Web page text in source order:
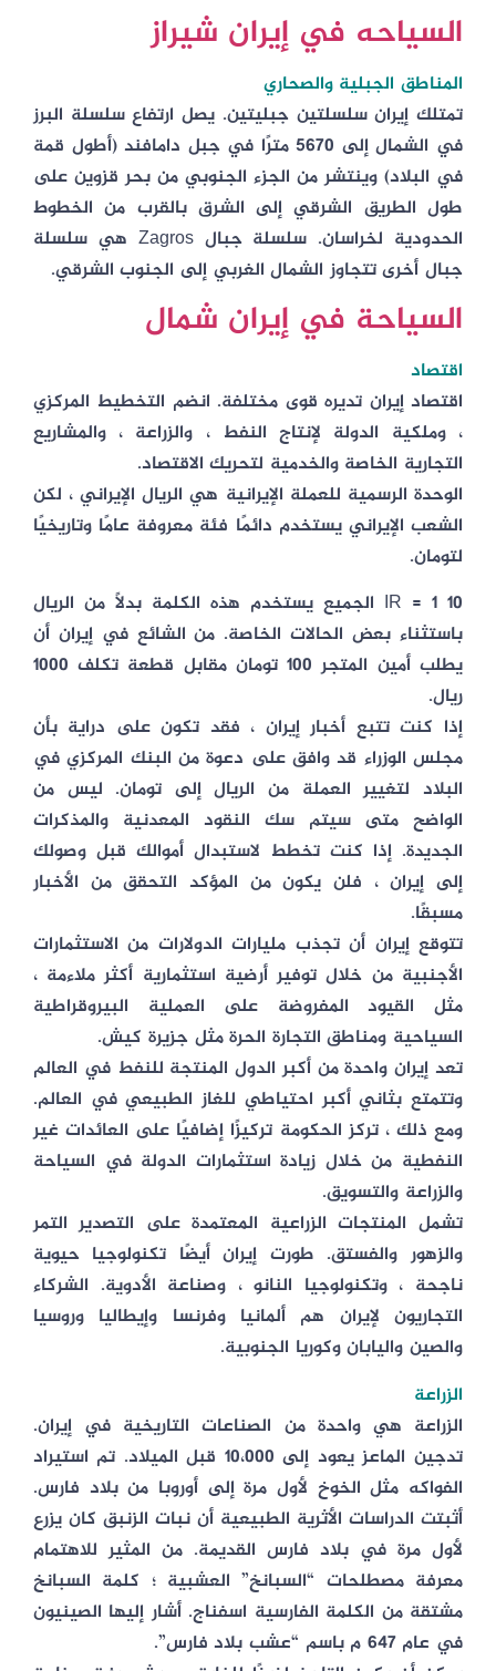
السياحه في إيران شيراز
المناطق الجبلية والصحاري
تمتلك إيران سلسلتين جبليتين. يصل ارتفاع سلسلة البرز
في الشمال إلى 5670 مترًا في جبل دامافند (أطول قمة
في البلاد) وينتشر من الجزء الجنوبي من بحر قزوين على
طول الطريق الشرقي إلى الشرق بالقرب من الخطوط
الحدودية لخراسان. سلسلة جبال Zagros هي سلسلة
جبال أخرى تتجاوز الشمال الغربي إلى الجنوب الشرقي.
السياحة في إيران شمال
اقتصاد
اقتصاد إيران تديره قوى مختلفة. انضم التخطيط المركزي
، وملكية الدولة لإنتاج النفط ، والزراعة ، والمشاريع
التجارية الخاصة والخدمية لتحريك الاقتصاد.
الوحدة الرسمية للعملة الإيرانية هي الريال الإيراني ، لكن
الشعب الإيراني يستخدم دائمًا فئة معروفة عامًا وتاريخيًا
لتومان.
10 IR = 1 الجميع يستخدم هذه الكلمة بدلاً من الريال
باستثناء بعض الحالات الخاصة. من الشائع في إيران أن
يطلب أمين المتجر 100 تومان مقابل قطعة تكلف 1000
ريال.
إذا كنت تتبع أخبار إيران ، فقد تكون على دراية بأن
مجلس الوزراء قد وافق على دعوة من البنك المركزي في
البلاد لتغيير العملة من الريال إلى تومان. ليس من
الواضح متى سيتم سك النقود المعدنية والمذكرات
الجديدة. إذا كنت تخطط لاستبدال أموالك قبل وصولك
إلى إيران ، فلن يكون من المؤكد التحقق من الأخبار
مسبقًا.
تتوقع إيران أن تجذب مليارات الدولارات من الاستثمارات
الأجنبية من خلال توفير أرضية استثمارية أكثر ملاءمة ،
مثل القيود المفروضة على العملية البيروقراطية
السياحية ومناطق التجارة الحرة مثل جزيرة كيش.
تعد إيران واحدة من أكبر الدول المنتجة للنفط في العالم
وتتمتع بثاني أكبر احتياطي للغاز الطبيعي في العالم.
ومع ذلك ، تركز الحكومة تركيزًا إضافيًا على العائدات غير
النفطية من خلال زيادة استثمارات الدولة في السياحة
والزراعة والتسويق.
تشمل المنتجات الزراعية المعتمدة على التصدير التمر
والزهور والفستق. طورت إيران أيضًا تكنولوجيا حيوية
ناجحة ، وتكنولوجيا النانو ، وصناعة الأدوية. الشركاء
التجاريون لإيران هم ألمانيا وفرنسا وإيطاليا وروسيا
والصين واليابان وكوريا الجنوبية.
الزراعة
الزراعة هي واحدة من الصناعات التاريخية في إيران.
تدجين الماعز يعود إلى 10،000 قبل الميلاد. تم استيراد
الفواكه مثل الخوخ لأول مرة إلى أوروبا من بلاد فارس.
أثبتت الدراسات الأثرية الطبيعية أن نبات الزنبق كان يزرع
لأول مرة في بلاد فارس القديمة. من المثير للاهتمام
معرفة مصطلحات “السبانخ” العشبية ؛ كلمة السبانخ
مشتقة من الكلمة الفارسية اسفناج. أشار إليها الصينيون
في عام 647 م باسم “عشب بلاد فارس”.